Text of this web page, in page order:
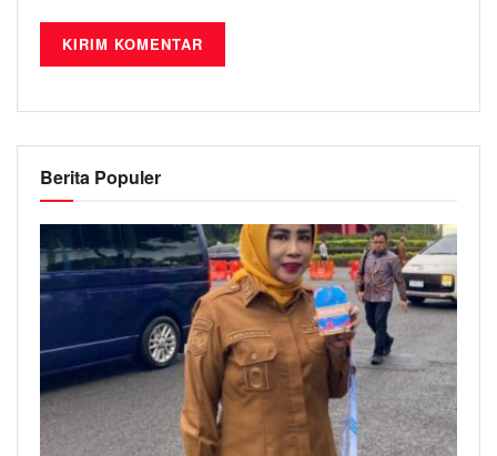
Berita Populer